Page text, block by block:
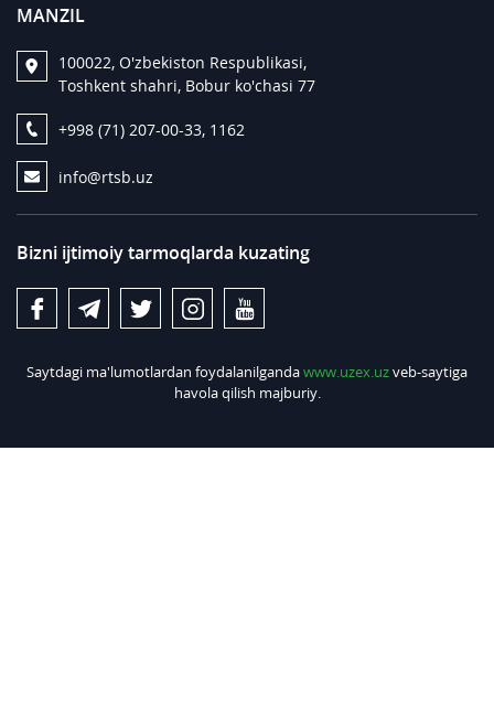
MANZIL
100022, O'zbekiston Respublikasi,
Toshkent shahri, Bobur ko'chasi 77
+998 (71) 207-00-33, 1162
info@rtsb.uz
Bizni ijtimoiy tarmoqlarda kuzating
Saytdagi ma'lumotlardan foydalanilgandawww.uzex.uzveb-saytiga
havola qilish majburiy.